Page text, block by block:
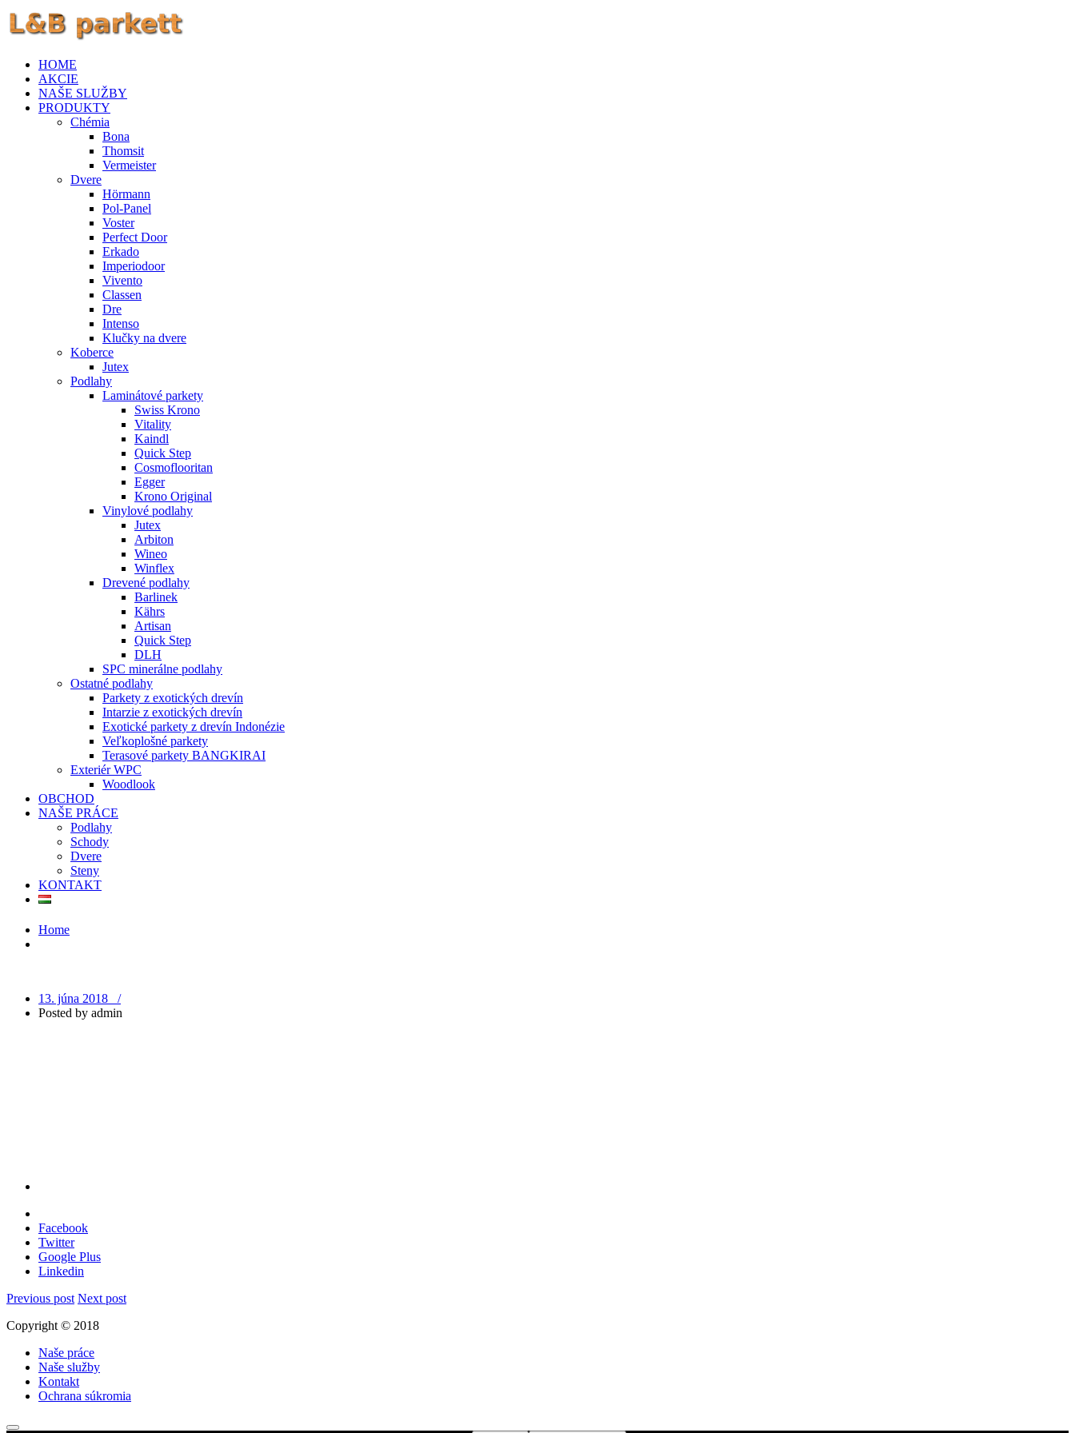
HOME
AKCIE
NAŠE SLUŽBY
PRODUKTY
Chémia
Bona
Thomsit
Vermeister
Dvere
Hörmann
Pol-Panel
Voster
Perfect Door
Erkado
Imperiodoor
Vivento
Classen
Dre
Intenso
Klučky na dvere
Koberce
Jutex
Podlahy
Laminátové parkety
Swiss Krono
Vitality
Kaindl
Quick Step
Cosmoflooritan
Egger
Krono Original
Vinylové podlahy
Jutex
Arbiton
Wineo
Winflex
Drevené podlahy
Barlinek
Kährs
Artisan
Quick Step
DLH
SPC minerálne podlahy
Ostatné podlahy
Parkety z exotických drevín
Intarzie z exotických drevín
Exotické parkety z drevín Indonézie
Veľkoplošné parkety
Terasové parkety BANGKIRAI
Exteriér WPC
Woodlook
OBCHOD
NAŠE PRÁCE
Podlahy
Schody
Dvere
Steny
KONTAKT
Home
13. júna 2018 /
Posted by admin
Facebook
Twitter
Google Plus
Linkedin
Previous post Next post
Copyright © 2018
Naše práce
Naše služby
Kontakt
Ochrana súkromia